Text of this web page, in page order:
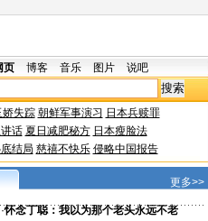
页 博客 音乐 图片 说吧
娇失踪 朝鲜军事演习 日本兵赎罪
话 夏日减肥秘方 日本瘦脸法
结局 慈禧不快乐 侵略中国报告
更多>>
·怀念丁聪：我以为那个老头永远不老